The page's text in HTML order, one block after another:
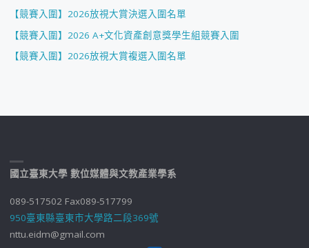
【競賽入圍】2026放視大賞決選入圍名單
【競賽入圍】2026 A+文化資產創意獎學生組競賽入圍
【競賽入圍】2026放視大賞複選入圍名單
國立臺東大學 數位媒體與文教產業學系
089-517502 Fax089-517799
950臺東縣臺東市大學路二段369號
nttu.eidm@gmail.com